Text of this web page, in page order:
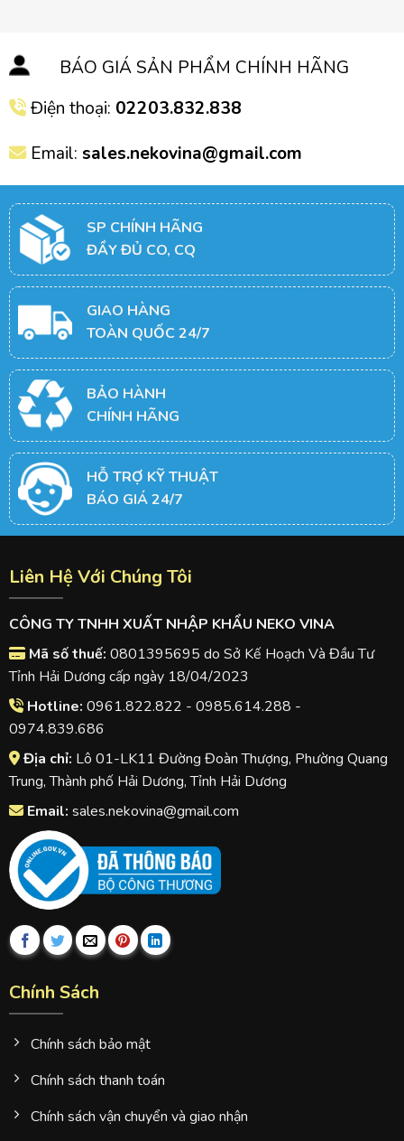
BÁO GIÁ SẢN PHẨM CHÍNH HÃNG
Điện thoại: 02203.832.838
Email: sales.nekovina@gmail.com
SP CHÍNH HÃNG
ĐẦY ĐỦ CO, CQ
GIAO HÀNG
TOÀN QUỐC 24/7
BẢO HÀNH
CHÍNH HÃNG
HỖ TRỢ KỸ THUẬT
BÁO GIÁ 24/7
Liên Hệ Với Chúng Tôi
CÔNG TY TNHH XUẤT NHẬP KHẨU NEKO VINA
Mã số thuế: 0801395695 do Sở Kế Hoạch Và Đầu Tư
Tỉnh Hải Dương cấp ngày 18/04/2023
Hotline: 0961.822.822 - 0985.614.288 -
0974.839.686
Địa chỉ: Lô 01-LK11 Đường Đoàn Thượng, Phường Quang
Trung, Thành phố Hải Dương, Tỉnh Hải Dương
Email: sales.nekovina@gmail.com
Chính Sách
Chính sách bảo mật
Chính sách thanh toán
Chính sách vận chuyển và giao nhận